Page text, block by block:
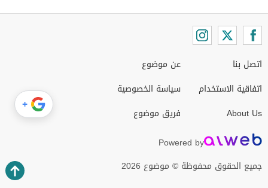
اتصل بنا
اتفاقية الاستخدام
About Us
عن موضوع
سياسة الخصوصية
فريق موضوع
Powered by
جميع الحقوق محفوظة © موضوع 2026
+